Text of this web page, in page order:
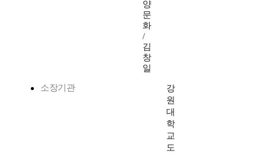
양
문
화
/
김
창
일
소장기관
강
원
대
학
교
도